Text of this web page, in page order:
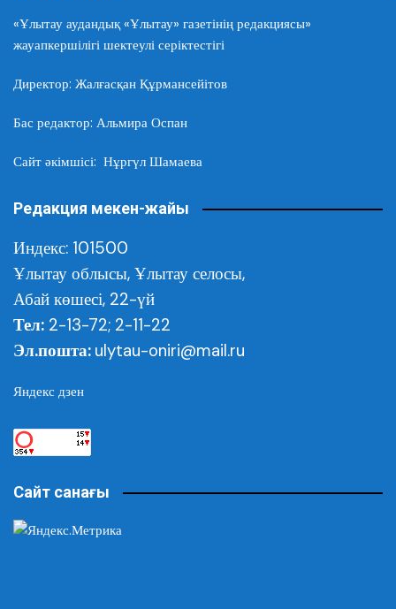
«Ұлытау аудандық «Ұлытау» газетінің редакциясы»
жауапкершілігі шектеулі серіктестігі
Директор: Жалғасқан Құрмансейітов
Бас редактор: Альмира Оспан
Сайт әкімшісі: Нұргүл Шамаева
Редакция мекен-жайы
Индекс: 101500
Ұлытау облысы, Ұлытау селосы,
Абай көшесі, 22-үй
Тел: 2-13-72; 2-11-22
Эл.пошта: ulytau-oniri@mail.ru
Яндекс дзен
Сайт санағы